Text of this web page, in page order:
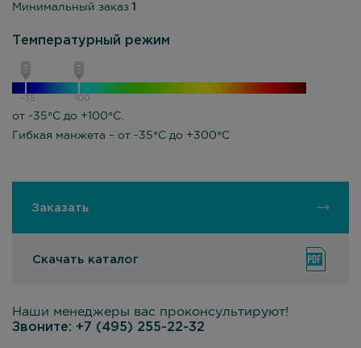
Минимальный заказ 1
Температурный режим
-35 100
от -35°С до +100°С.
Гибкая манжета – от -35°С до +300°С
Заказать
Скачать каталог
Наши менеджеры вас проконсультируют!
Звоните: +7 (495) 255-22-32